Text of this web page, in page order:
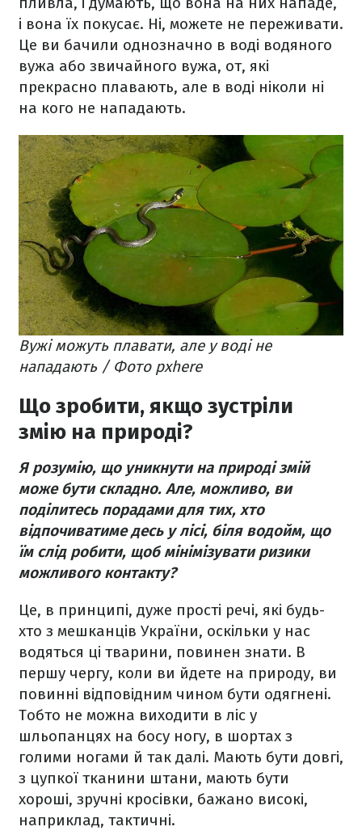
і вона їх покусає. Ні, можете не переживати.
Це ви бачили однозначно в воді водяного
вужа або звичайного вужа, от, які
прекрасно плавають, але в воді ніколи ні
на кого не нападають.
Вужі можуть плавати, але у воді не
нападають / Фото pxhere
Що зробити, якщо зустріли
змію на природі?
Я розумію, що уникнути на природі змій
може бути складно. Але, можливо, ви
поділитесь порадами для тих, хто
відпочиватиме десь у лісі, біля водойм, що
їм слід робити, щоб мінімізувати ризики
можливого контакту?
Це, в принципі, дуже прості речі, які будь-
хто з мешканців України, оскільки у нас
водяться ці тварини, повинен знати. В
першу чергу, коли ви йдете на природу, ви
повинні відповідним чином бути одягнені.
Тобто не можна виходити в ліс у
шльопанцях на босу ногу, в шортах з
голими ногами й так далі. Мають бути довгі,
з цупкої тканини штани, мають бути
хороші, зручні кросівки, бажано високі,
наприклад, тактичні.